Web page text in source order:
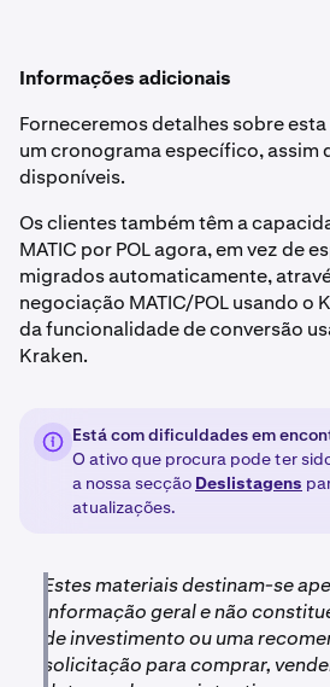
Informações adicionais
Forneceremos detalhes sobre
um cronograma específico, assim
disponíveis.
Os clientes também têm a
MATIC por POL agora, em vez de
migrados automaticamente,
negociação MATIC/POL usando o
da funcionalidade de conversão
Kraken.
Está com dificuldades em
O ativo que procura pode ter
a nossa secção Deslistagens
atualizações.
Estes materiais destinam-se
informação geral e não
de investimento ou uma
solicitação para comprar,